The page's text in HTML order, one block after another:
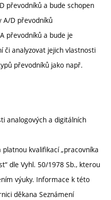
převodníků a bude schopen
A/D převodníků
převodníků a bude je
či analyzovat jejich vlastnosti
převodníků jako např.
analogových a digitálních
kvalifikací „pracovníka
dle Vyhl. 50/1978 Sb., kterou
výuky. Informace k této
děkana Seznámení